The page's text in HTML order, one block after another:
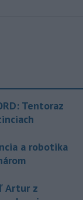
Tentoraz
a robotika
Artur z